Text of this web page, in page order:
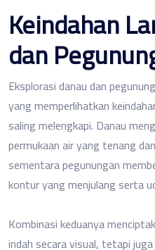
Keindahan
dan
Eksplorasi danau dan
yang memperlihatkan
saling melengkapi. Danau
permukaan air yang tenang
sementara pegunungan
kontur yang menjulang serta
Kombinasi keduanya
indah secara visual, tetapi